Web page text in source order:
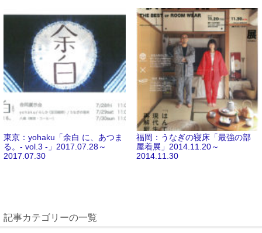
東京：yohaku「余白 に、あつま
る。- vol.3 -」2017.07.28～
2017.07.30
福岡：うなぎの寝床「最強の部
屋着展」2014.11.20～
2014.11.30
記事カテゴリーの一覧